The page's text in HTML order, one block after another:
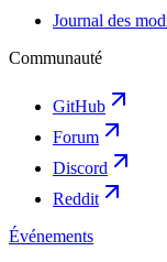
Journal des
Communauté
GitHub
Forum
Discord
Reddit
Événements